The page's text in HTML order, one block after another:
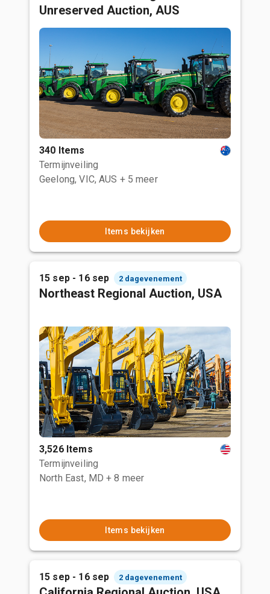
Unreserved Auction, AUS
340 Items
Termijnveiling
Geelong, VIC, AUS + 5 meer
Items bekijken
15 sep - 16 sep 2 dagevenement
Northeast Regional Auction, USA
3,526 Items
Termijnveiling
North East, MD + 8 meer
Items bekijken
15 sep - 16 sep 2 dagevenement